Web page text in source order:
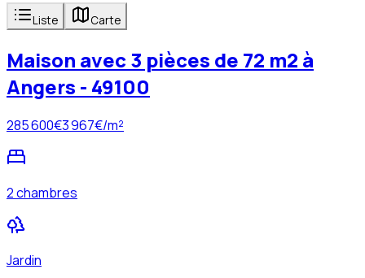
Liste Carte
Maison avec 3 pièces de 72 m2 à
Angers - 49100
285 600€3 967€/m²
2 chambres
Jardin